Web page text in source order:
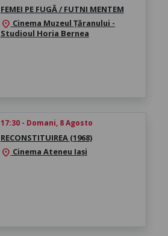
FEMEI PE FUGĂ / FUTNI MENTEM
location_on Cinema Muzeul Țăranului -
Studioul Horia Bernea
17:30 - Domani, 8 Agosto
RECONSTITUIREA (1968)
location_on Cinema Ateneu Iași